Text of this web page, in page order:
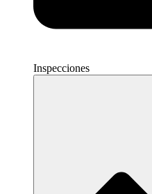
Inspecciones